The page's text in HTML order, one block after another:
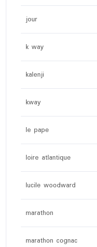
jour
k way
kalenji
kway
le pape
loire atlantique
lucile woodward
marathon
marathon cognac